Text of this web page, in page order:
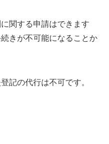
関する申請はできます
きが不可能になることか
記の代行は不可です。